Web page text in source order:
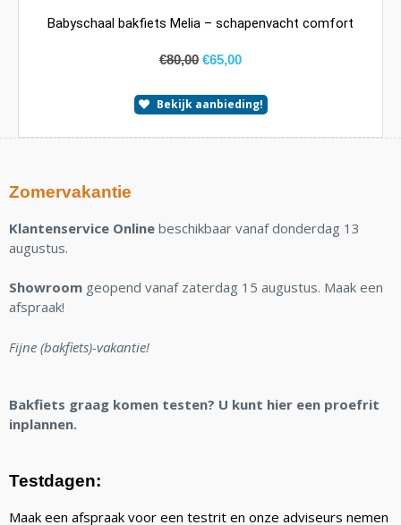
Babyschaal bakfiets Melia – schapenvacht comfort
€80,00 €65,00
Bekijk aanbieding!
Zomervakantie
Klantenservice Online beschikbaar vanaf donderdag 13
augustus.
Showroom geopend vanaf zaterdag 15 augustus. Maak een
afspraak!
Fijne (bakfiets)-vakantie!
Bakfiets graag komen testen? U kunt hier een proefrit
inplannen.
Testdagen:
Maak een afspraak voor een testrit en onze adviseurs nemen